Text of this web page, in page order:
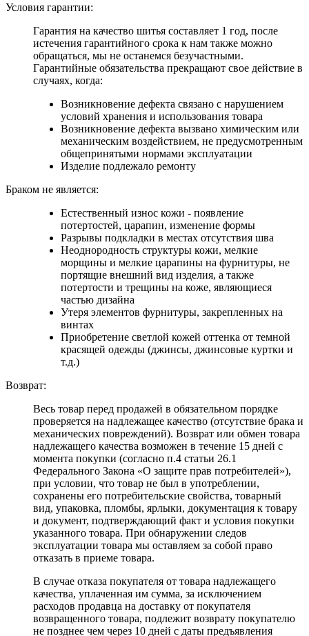
Условия гарантии:
Гарантия на качество шитья составляет 1 год, после
истечения гарантийного срока к нам также можно
обращаться, мы не останемся безучастными.
Гарантийные обязательства прекращают свое действие в
случаях, когда:
Возникновение дефекта связано с нарушением
условий хранения и использования товара
Возникновение дефекта вызвано химическим или
механическим воздействием, не предусмотренным
общепринятыми нормами эксплуатации
Изделие подлежало ремонту
Браком не является:
Естественный износ кожи - появление
потертостей, царапин, изменение формы
Разрывы подкладки в местах отсутствия шва
Неоднородность структуры кожи, мелкие
морщины и мелкие царапины на фурнитуры, не
портящие внешний вид изделия, а также
потертости и трещины на коже, являющиеся
частью дизайна
Утеря элементов фурнитуры, закрепленных на
винтах
Приобретение светлой кожей оттенка от темной
красящей одежды (джинсы, джинсовые куртки и
т.д.)
Возврат:
Весь товар перед продажей в обязательном порядке
проверяется на надлежащее качество (отсутствие брака и
механических повреждений). Возврат или обмен товара
надлежащего качества возможен в течение 15 дней с
момента покупки (согласно п.4 статьи 26.1
Федерального Закона «О защите прав потребителей»),
при условии, что товар не был в употреблении,
сохранены его потребительские свойства, товарный
вид, упаковка, пломбы, ярлыки, документация к товару
и документ, подтверждающий факт и условия покупки
указанного товара. При обнаружении следов
эксплуатации товара мы оставляем за собой право
отказать в приеме товара.
В случае отказа покупателя от товара надлежащего
качества, уплаченная им сумма, за исключением
расходов продавца на доставку от покупателя
возвращенного товара, подлежит возврату покупателю
не позднее чем через 10 дней с даты предъявления